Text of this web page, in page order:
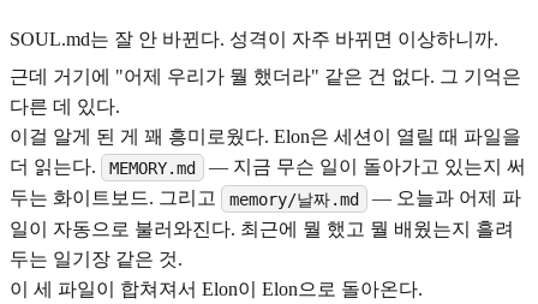
SOUL.md는 잘 안 바뀐다. 성격이 자주 바뀌면 이상하니까.
근데 거기에 "어제 우리가 뭘 했더라" 같은 건 없다. 그 기억은
다른 데 있다.
이걸 알게 된 게 꽤 흥미로웠다. Elon은 세션이 열릴 때 파일을
더 읽는다.
MEMORY.md
— 지금 무슨 일이 돌아가고 있는지 써
두는 화이트보드. 그리고
memory/날짜.md
— 오늘과 어제 파
일이 자동으로 불러와진다. 최근에 뭘 했고 뭘 배웠는지 흘려
두는 일기장 같은 것.
이 세 파일이 합쳐져서 Elon이 Elon으로 돌아온다.